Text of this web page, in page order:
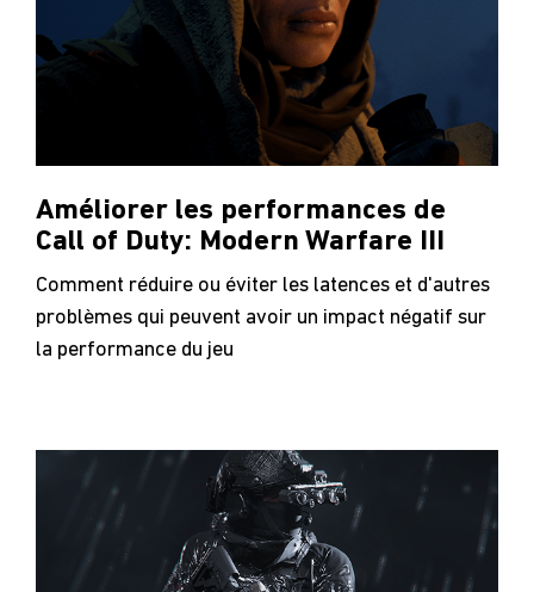
Améliorer les performances de
Call of Duty: Modern Warfare III
Comment réduire ou éviter les latences et d'autres
problèmes qui peuvent avoir un impact négatif sur
la performance du jeu